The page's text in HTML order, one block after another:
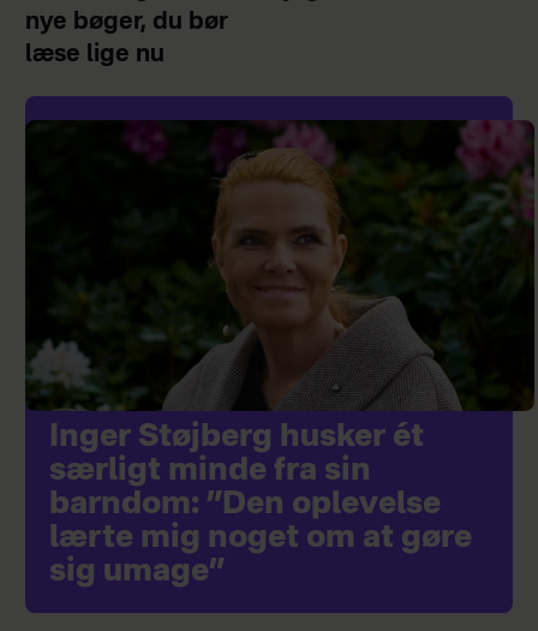
nye bøger, du bør
læse lige nu
Inger Støjberg husker ét
særligt minde fra sin
barndom: ”Den oplevelse
lærte mig noget om at gøre
sig umage”